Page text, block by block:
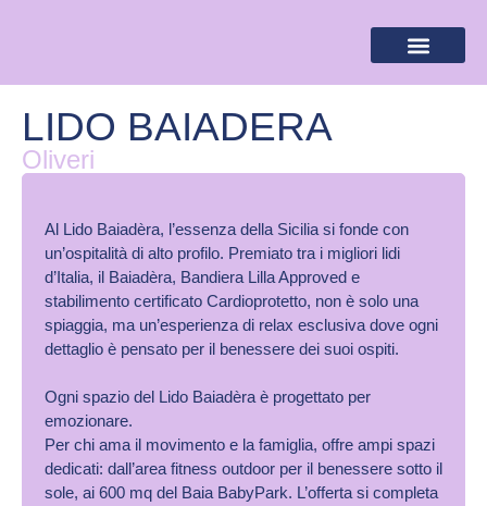
LIDO BAIADERA
Oliveri
Al Lido Baiadèra, l’essenza della Sicilia si fonde con
un’ospitalità di alto profilo. Premiato tra i migliori lidi
d’Italia, il Baiadèra, Bandiera Lilla Approved e
stabilimento certificato Cardioprotetto, non è solo una
spiaggia, ma un’esperienza di relax esclusiva dove ogni
dettaglio è pensato per il benessere dei suoi ospiti.
Ogni spazio del Lido Baiadèra è progettato per
emozionare.
Per chi ama il movimento e la famiglia, offre ampi spazi
dedicati: dall’area fitness outdoor per il benessere sotto il
sole, ai 600 mq del Baia BabyPark. L’offerta si completa